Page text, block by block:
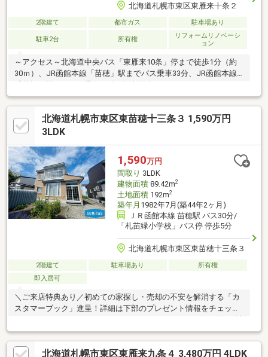
北海道札幌市東区東雁来十条２
2階建て 都市ガス 駐車場あり
駐車2台 所有権
リフォームリノベーシ
ョン
～アクセス～北海道中央バス「東雁来10条」停まで徒歩1分（約
30ｍ）、JR函館本線「苗穂」駅までバス乗車33分、JR函館本線
「札幌」駅までバス乗車46分■敷地面積：180.19㎡（54.50坪）■
建物面積：122.23㎡（36.97坪）■2009年1月築 ■木造 2階建■
間取り：4LDK ■LDK約19.3帖■リビングダイニングの一部に開放
感ある上部吹抜あり■対面キッチン■収納豊富―全居室に収納あり
―洋室4にウォークインクローゼットあり―玄関にクロークあり―
付きインターホン■2023年10月 ボイラー交換
北海道札幌市東区東苗穂十三条３ 1,590万円
3LDK
1,590万円
間取り 3LDK
建物面積89.42m2
土地面積192m2
築年月 1982年7月(築44年2ヶ月)
ＪＲ函館本線 苗穂駅 バス30分/
「札苗緑小学校」バス停 停歩5分
北海道札幌市東区東苗穂十三条３
2階建て 駐車場あり
所有権
即入居可
＼ご来店特典あり／初めての家探し・売却の不安を解消する「カ
スタマーブック」進呈！詳細は下部のプレゼント情報をチェック
のゆとりあるキッチンで、毎日のお料理が快適。■売主様がこま
めにリフォームを施し、大切に使用されてきたため室内状況は良
好。■周囲は静かで落ち着いた住環境のため、ファミリー層にも
北海道札幌市東区東雁来九条４ 3,480万円 4LDK